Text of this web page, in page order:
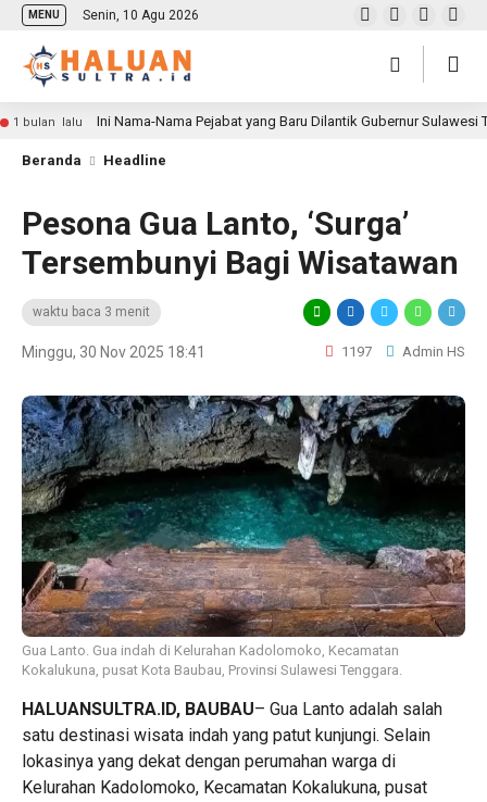
MENU Senin, 10 Agu 2026
1 bulan lalu Ini Nama-Nama Pejabat yang Baru Dilantik Gubernur Sulawesi
Beranda Headline
Pesona Gua Lanto, ‘Surga’
Tersembunyi Bagi Wisatawan
waktu baca 3 menit
Minggu, 30 Nov 2025 18:41 1197 Admin HS
Gua Lanto. Gua indah di Kelurahan Kadolomoko, Kecamatan
Kokalukuna, pusat Kota Baubau, Provinsi Sulawesi Tenggara.
HALUANSULTRA.ID, BAUBAU– Gua Lanto adalah salah
satu destinasi wisata indah yang patut kunjungi. Selain
lokasinya yang dekat dengan perumahan warga di
Kelurahan Kadolomoko, Kecamatan Kokalukuna, pusat